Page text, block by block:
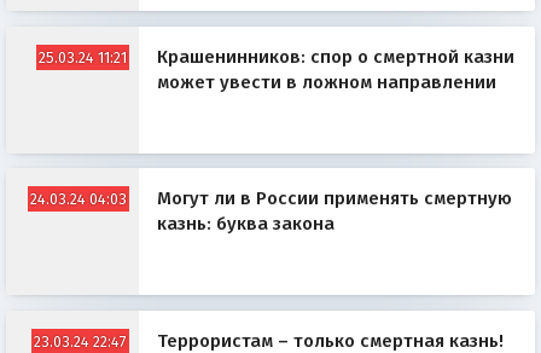
25.03.24 11:21
Крашенинников: спор о смертной казни
может увести в ложном направлении
24.03.24 04:03
Могут ли в России применять смертную
казнь: буква закона
23.03.24 22:47 Террористам – только смертная казнь!